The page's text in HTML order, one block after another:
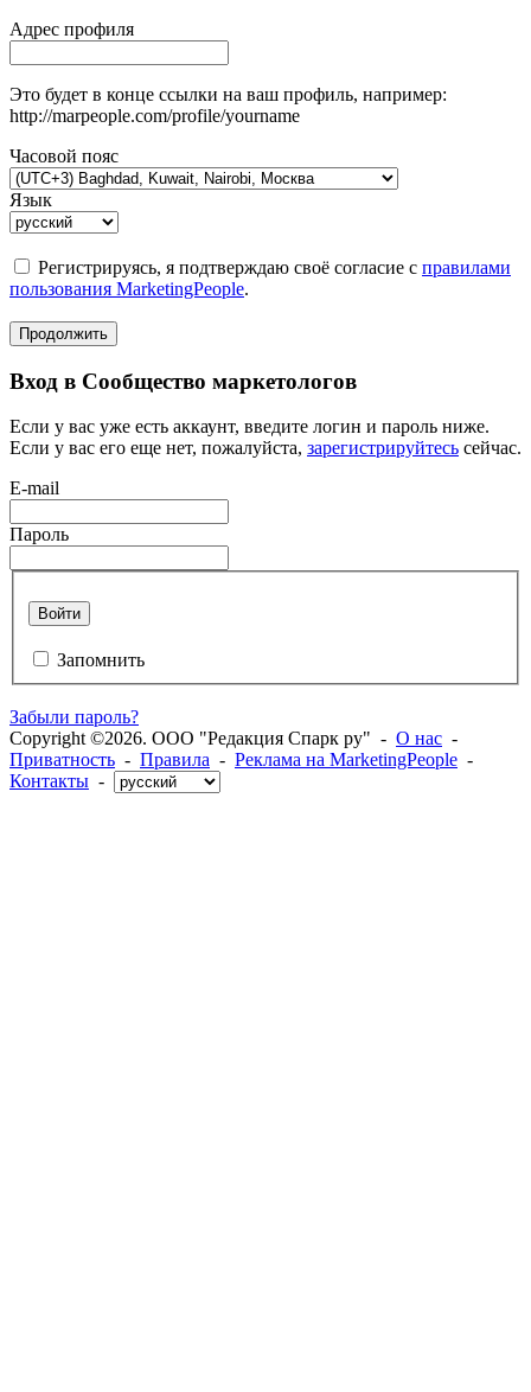
Адрес профиля
Это будет в конце ссылки на ваш профиль, например:
http://marpeople.com/profile/yourname
Часовой пояс
Язык
Регистрируясь, я подтверждаю своё согласие с правилами
пользования MarketingPeople.
Продолжить
Вход в Сообщество маркетологов
Если у вас уже есть аккаунт, введите логин и пароль ниже.
Если у вас его еще нет, пожалуйста, зарегистрируйтесь сейчас.
E-mail
Пароль
Войти
Запомнить
Забыли пароль?
Copyright ©2026. ООО "Редакция Спарк ру" - О нас -
Приватность - Правила - Реклама на MarketingPeople -
Контакты -